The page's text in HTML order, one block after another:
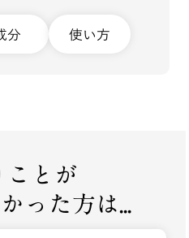
分 使い方
ことが
った方は...